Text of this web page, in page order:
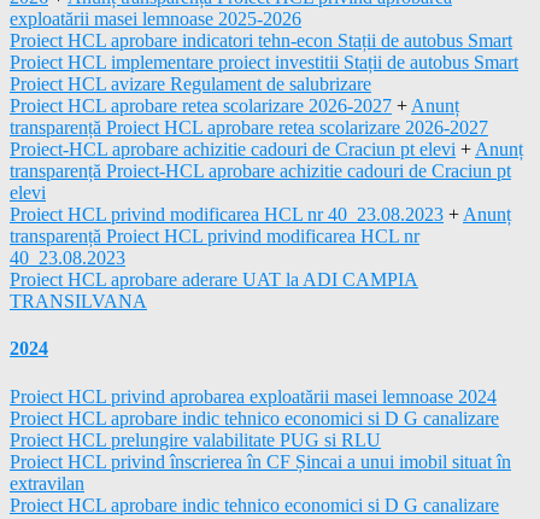
exploatării masei lemnoase 2025-2026
Proiect HCL aprobare indicatori tehn-econ Stații de autobus Smart
Proiect HCL implementare proiect investitii Stații de autobus Smart
Proiect HCL avizare Regulament de salubrizare
Proiect HCL aprobare retea scolarizare 2026-2027 + Anunț
transparență Proiect HCL aprobare retea scolarizare 2026-2027
Proiect-HCL aprobare achizitie cadouri de Craciun pt elevi + Anunț
transparență Proiect-HCL aprobare achizitie cadouri de Craciun pt
elevi
Proiect HCL privind modificarea HCL nr 40_23.08.2023 + Anunț
transparență Proiect HCL privind modificarea HCL nr
40_23.08.2023
Proiect HCL aprobare aderare UAT la ADI CAMPIA
TRANSILVANA
2024
Proiect HCL privind aprobarea exploatării masei lemnoase 2024
Proiect HCL aprobare indic tehnico economici si D G canalizare
Proiect HCL prelungire valabilitate PUG si RLU
Proiect HCL privind înscrierea în CF Șincai a unui imobil situat în
extravilan
Proiect HCL aprobare indic tehnico economici si D G canalizare